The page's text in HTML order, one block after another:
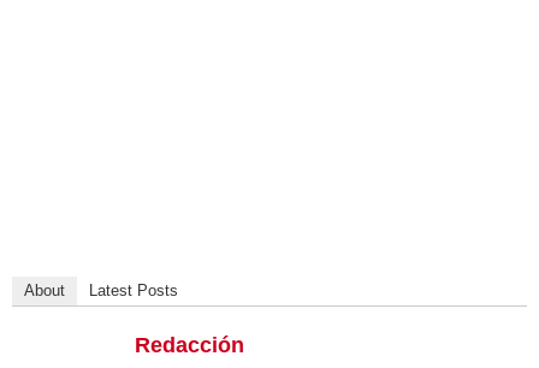
About Latest Posts
Redacción